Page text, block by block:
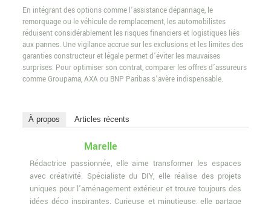
En intégrant des options comme l’assistance dépannage, le
remorquage ou le véhicule de remplacement, les automobilistes
réduisent considérablement les risques financiers et logistiques liés
aux pannes. Une vigilance accrue sur les exclusions et les limites des
garanties constructeur et légale permet d’éviter les mauvaises
surprises. Pour optimiser son contrat, comparer les offres d’assureurs
comme Groupama, AXA ou BNP Paribas s’avère indispensable.
À propos Articles récents
Marelle
Rédactrice passionnée, elle aime transformer les espaces
avec créativité. Spécialiste du DIY, elle réalise des projets
uniques pour l'aménagement extérieur et trouve toujours des
idées déco inspirantes. Curieuse et minutieuse, elle partage